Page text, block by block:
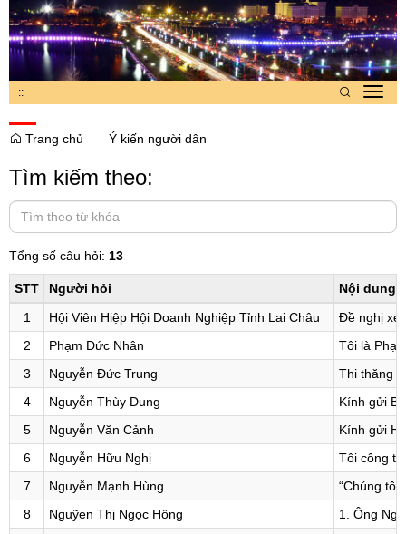
::
Trang chủ
Ý kiến người dân
Tìm kiếm theo:
Tổng số câu hỏi: 13
STT Người hỏi
Nội dung
1
Hội Viên Hiệp Hội Doanh Nghiệp Tỉnh Lai Châu
Đề nghị
2
Phạm Đức Nhân
Tôi là
3
Nguyễn Đức Trung
Thi thăng
4
Nguyễn Thùy Dung
Kính gửi
5
Nguyễn Văn Cảnh
Kính gửi
6
Nguyễn Hữu Nghị
Tôi công
7
Nguyễn Mạnh Hùng
“Chúng tôi
8
Nguỹen Thị Ngọc Hông
1. Ông